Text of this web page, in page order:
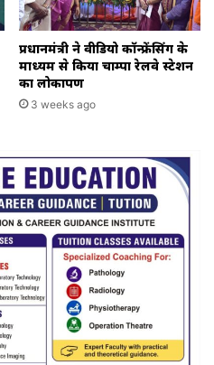
प्रधानमंत्री ने वीडियो कॉन्फ्रेंसिंग के
माध्यम से किया चाम्पा रेलवे स्टेशन
का लोकार्पण
3 weeks ago